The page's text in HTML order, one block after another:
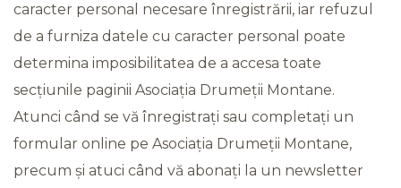
caracter personal necesare înregistrării, iar refuzul
de a furniza datele cu caracter personal poate
determina imposibilitatea de a accesa toate
secțiunile paginii Asociația Drumeții Montane.
Atunci când se vă înregistrați sau completați un
formular online pe Asociația Drumeții Montane,
precum și atuci când vă abonați la un newsletter